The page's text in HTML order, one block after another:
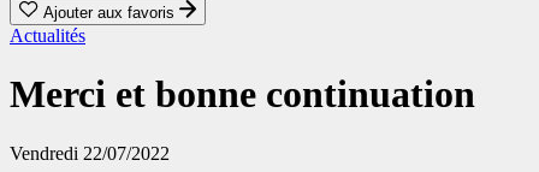
Ajouter aux favoris
Actualités
Merci et bonne continuation
Vendredi 22/07/2022